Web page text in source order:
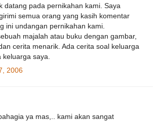
datang pada pernikahan kami. Saya
semua orang yang kasih komentar
ini undangan pernikahan kami.
majalah atau buku dengan gambar,
cerita menarik. Ada cerita soal keluarga
saya.
2006
ya mas,.. kami akan sangat